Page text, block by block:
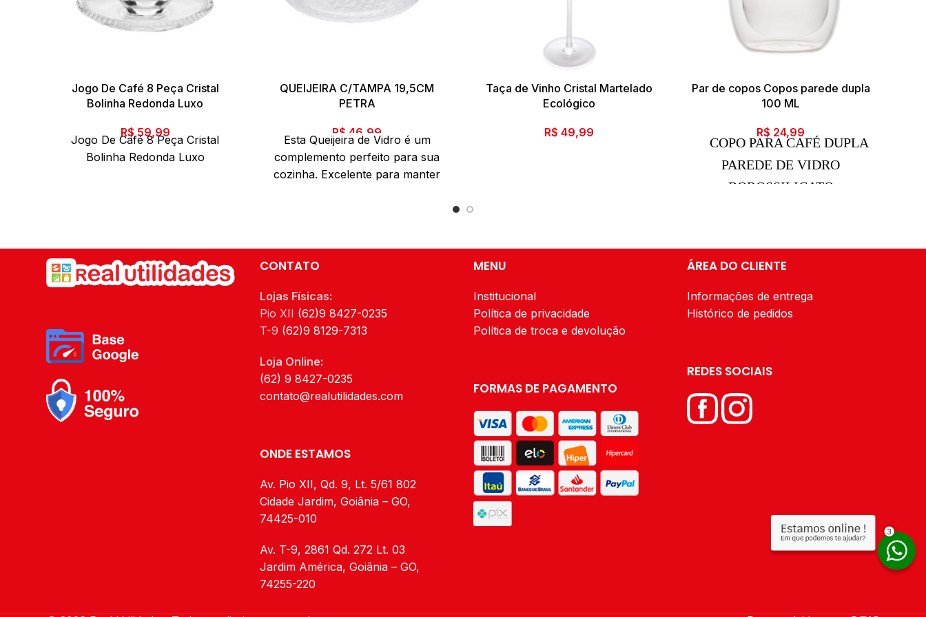
Jogo De Café 8 Peça Cristal
Bolinha Redonda Luxo
R$ 59,99
Jogo De Café 8 Peça Cristal
Bolinha Redonda Luxo
QUEIJEIRA C/TAMPA 19,5CM
PETRA
R$ 46,99
Esta Queijeira de Vidro é um
complemento perfeito para sua
cozinha. Excelente para manter
ambiente. Esta Queijeira de vidro
temperatura ideal sem secar.
Taça de Vinho Cristal Martelado
Ecológico
R$ 49,99
Par de copos Copos parede dupla
100 ML
R$ 24,99
COPO PARA CAFÉ DUPLA
PAREDE DE VIDRO
BOROSSILICATO
WOLFF POSSUEM A
INSPIRAÇÃO CATIVANTE DO
CHINÊS EM MATERIAL
BOROSSILICATO. UM
EM CAMADAS,
CONSERVAÇÃO DA
TEMPERATURA POR MAIS
SERVIÇO DE MESA E
CONQUISTE SUAS VISITAS
CONTATO
Lojas Físicas:
Pio XII (62)9 8427-0235
T-9 (62)9 8129-7313
Loja Online:
(62) 9 8427-0235
contato@realutilidades.com
ONDE ESTAMOS
Av. Pio XII, Qd. 9, Lt. 5/61 802
Cidade Jardim, Goiânia – GO,
74425-010
Av. T-9, 2861 Qd. 272 Lt. 03
Jardim América, Goiânia – GO,
74255-220
MENU
Institucional
Política de privacidade
Política de troca e devolução
FORMAS DE PAGAMENTO
ÁREA DO CLIENTE
Informações de entrega
Histórico de pedidos
REDES SOCIAIS